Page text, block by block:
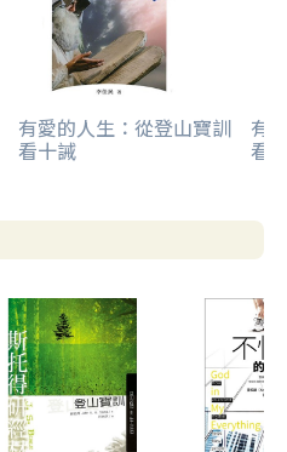
有愛的人生：從登山寶訓
看十誡
有
看